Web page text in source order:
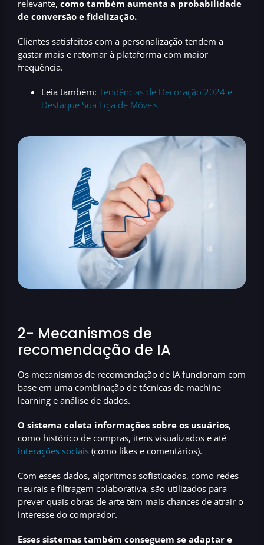
relevante, como também aumenta a probabilidade
de conversão e fidelização.
Clientes satisfeitos com a personalização tendem a
gastar mais e retornar à plataforma com maior
frequência.
Leia também: Tendências de Decoração 2024 e
Destaque Sua Loja de Móveis.
2- Mecanismos de
recomendação de IA
Os mecanismos de recomendação de IA funcionam com
base em uma combinação de técnicas de machine
learning e análise de dados.
O sistema coleta informações sobre os usuários,
como histórico de compras, itens visualizados e até
interações sociais (como likes e comentários).
Com esses dados, algoritmos sofisticados, como redes
neurais e filtragem colaborativa, são utilizados para
prever quais obras de arte têm mais chances de atrair o
interesse do comprador.
Esses sistemas também conseguem se adaptar e